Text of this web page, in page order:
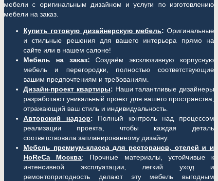
мебели с оригинальным дизайном и услуги по изготовлению
мебели на заказ.
Купить готовую дизайнерскую мебель: Оригинальные
и стильные решения для вашего интерьера прямо на
сайте или в нашем салоне!
Мебель на заказ: Создаём эксклюзивную корпусную
мебель и перегородки, полностью соответствующие
вашим предпочтениям и требованиям.
Дизайн-проект квартиры: Наши талантливые дизайнеры
разработают уникальный проект для вашего пространства,
отражающий ваш стиль и индивидуальность.
Авторский надзор: Полный контроль над процессом
реализации проекта, чтобы каждая деталь
соответствовала запланированному дизайну.
Мебель премиум-класса для ресторанов, отелей и и
HoReCa Москва: Прочные материалы, устойчивые к
интенсивной эксплуатации, легкий уход и
ремонтопригодность делают эту мебель выгодным